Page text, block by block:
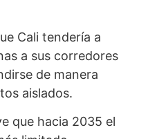
Cali tendería a
a sus corredores
de manera
aislados.
que hacia 2035 el